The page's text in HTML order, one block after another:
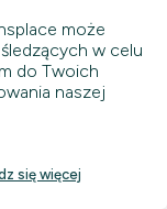
może
w celu
do Twoich
naszej
się więcej